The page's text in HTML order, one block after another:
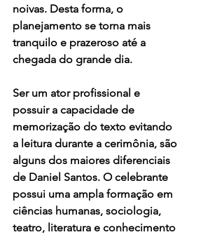
noivas. Desta forma, o
planejamento se torna mais
tranquilo e prazeroso até a
chegada do grande dia.
Ser um ator profissional e
possuir a capacidade de
memorização do texto evitando
a leitura durante a cerimônia, são
alguns dos maiores diferenciais
de Daniel Santos. O celebrante
possui uma ampla formação em
ciências humanas, sociologia,
teatro, literatura e conhecimento